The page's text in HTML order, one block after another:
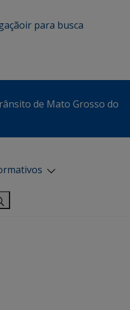
ir para busca
de Mato Grosso do